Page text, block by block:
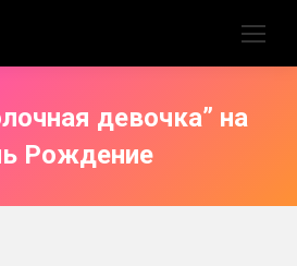
девочка” на
Рождение